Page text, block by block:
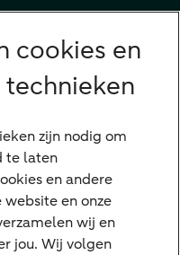
cookies en
zijn nodig om
te laten
en andere
en onze
wij en
jou. Wij volgen